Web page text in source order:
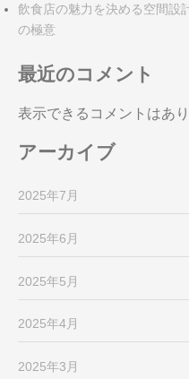
飲食店の魅力を決める空間設
の極意
最近のコメント
表示できるコメントはあり
アーカイブ
2025年7月
2025年6月
2025年5月
2025年4月
2025年3月